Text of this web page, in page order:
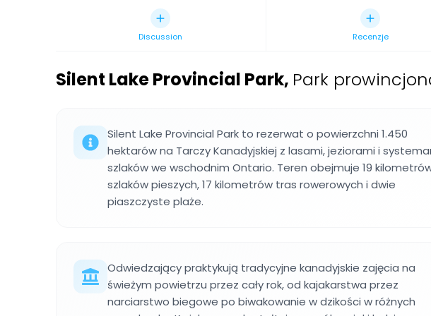
Discussion Recenzje
Silent Lake Provincial Park, Park
Silent Lake Provincial Park to rezerwat o powierzchni 1.450
hektarów na Tarczy Kanadyjskiej z lasami, jeziorami i
szlaków we wschodnim Ontario. Teren obejmuje 19
szlaków pieszych, 17 kilometrów tras rowerowych i dwie
piaszczyste plaże.
Odwiedzający praktykują tradycyjne kanadyjskie zajęcia na
świeżym powietrzu przez cały rok, od kajakarstwa przez
narciarstwo biegowe po biwakowanie w dzikości w różnych